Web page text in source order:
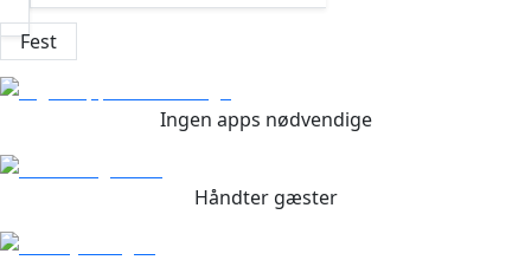
Fest
Ingen apps nødvendige
Håndter gæster